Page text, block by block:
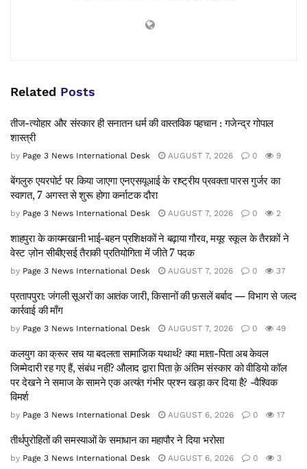
Related Posts
तीज-त्योहार और संस्कार ही सनातन धर्म की वास्तविक पहचान : गजेन्द्र गोपाल
शास्त्री
by Page 3 News International Desk AUGUST 7, 2026 0 9
बेंगलुरु एयरपोर्ट पर किया जाएगा एनएसयूआई के राष्ट्रीय प्रवक्ता पारस गुर्जर का
स्वागत, 7 अगस्त से शुरू होगा कर्नाटक दौरा
by Page 3 News International Desk AUGUST 7, 2026 0 2
शाहपुरा के कायमखानी भाई-बहन प्रशिक्षकों ने बढ़ाया गौरव, मयूर स्कूल के तैराकों ने
वेस्ट ज़ोन सीबीएसई तैराकी प्रतियोगिता में जीते 7 पदक
by Page 3 News International Desk AUGUST 7, 2026 0 37
प्रतापपुरा: जंगली सूअरों का आतंक जारी, किसानों की फ़सलें बर्बाद — विभाग से जल्द
कार्रवाई की माँग
by Page 3 News International Desk AUGUST 7, 2026 0 49
कलयुग का क्रूर सच या बदलता सामाजिक यथार्थ? क्या माता-पिता अब केवल
जिम्मेदारी रह गए हैं, संबंध नहीं? औलाद द्वारा पिता क़े अंतिम संस्कार को वीडियो कॉल
पर देखने ने समाज के सामने एक अत्यंत गंभीर प्रश्न खड़ा कर दिया है? -वैश्विक
विमर्श
by Page 3 News International Desk AUGUST 6, 2026 0 17
तीर्थपुरोहितों की समस्याओं के समाधान का महापौर ने दिया भरोसा
by Page 3 News International Desk AUGUST 6, 2026 0 3